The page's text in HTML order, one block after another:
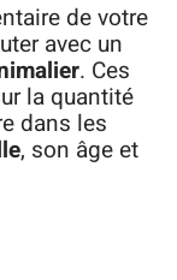
de votre
avec un
. Ces
la quantité
dans les
, son âge et